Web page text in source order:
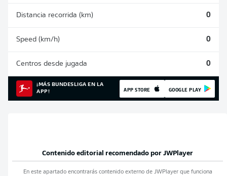
Distancia recorrida (km) 0
Speed (km/h) 0
Centros desde jugada 0
¡MÁS BUNDESLIGA EN LA
APP!
APP STORE GOOGLE PLAY
Contenido editorial recomendado por JWPlayer
En este apartado encontrarás contenido externo de JWPlayerque funciona